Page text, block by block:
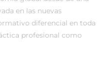
en las nuevas
diferencial en toda
profesional como